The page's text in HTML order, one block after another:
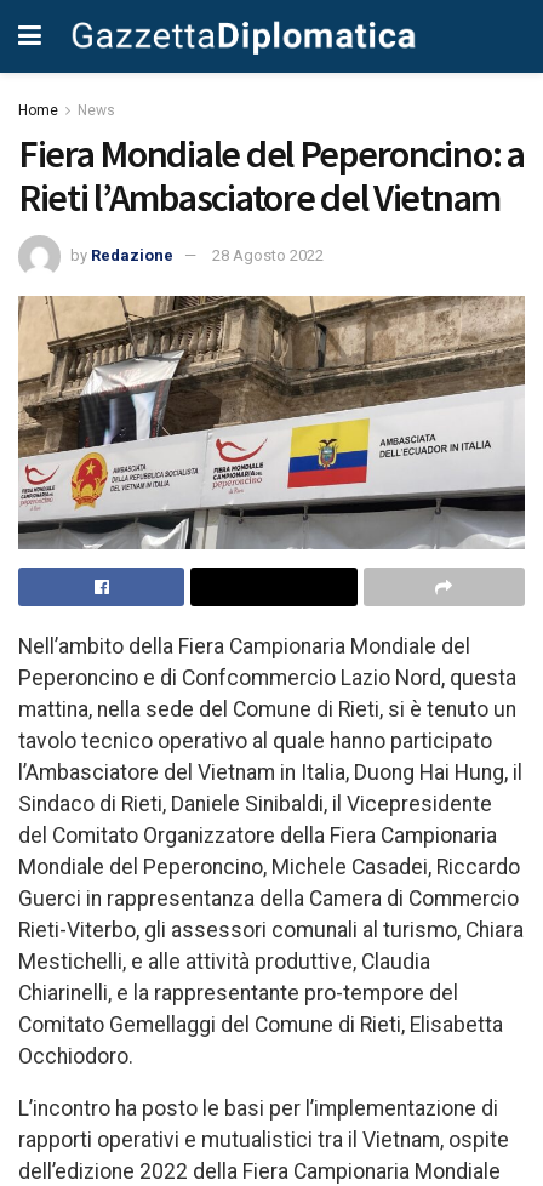
Home News
Fiera Mondiale del Peperoncino: a
Rieti l’Ambasciatore del Vietnam
by Redazione 28 Agosto 2022
Nell’ambito della Fiera Campionaria Mondiale del
Peperoncino e di Confcommercio Lazio Nord, questa
mattina, nella sede del Comune di Rieti, si è tenuto un
tavolo tecnico operativo al quale hanno participato
l’Ambasciatore del Vietnam in Italia, Duong Hai Hung, il
Sindaco di Rieti, Daniele Sinibaldi, il Vicepresidente
del Comitato Organizzatore della Fiera Campionaria
Mondiale del Peperoncino, Michele Casadei, Riccardo
Guerci in rappresentanza della Camera di Commercio
Rieti-Viterbo, gli assessori comunali al turismo, Chiara
Mestichelli, e alle attività produttive, Claudia
Chiarinelli, e la rappresentante pro-tempore del
Comitato Gemellaggi del Comune di Rieti, Elisabetta
Occhiodoro.
L’incontro ha posto le basi per l’implementazione di
rapporti operativi e mutualistici tra il Vietnam, ospite
dell’edizione 2022 della Fiera Campionaria Mondiale